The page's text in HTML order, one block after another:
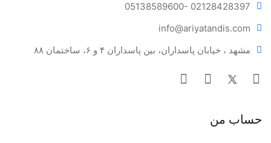
05138589600- 02128428397
info@ariyatandis.com
مشهد ، خیابان پاسداران، بین پاسداران ۴ و ۶، ساختمان ۸۸
حساب من